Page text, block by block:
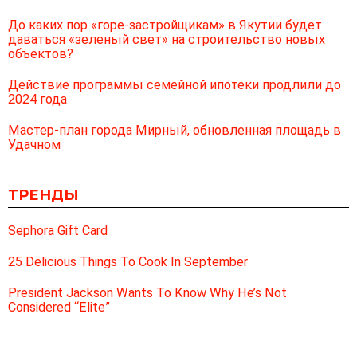
До каких пор «горе-застройщикам» в Якутии будет
даваться «зеленый свет» на строительство новых
объектов?
Действие программы семейной ипотеки продлили до
2024 года
Мастер-план города Мирный, обновленная площадь в
Удачном
ТРЕНДЫ
Sephora Gift Card
25 Delicious Things To Cook In September
President Jackson Wants To Know Why He’s Not
Considered “Elite”